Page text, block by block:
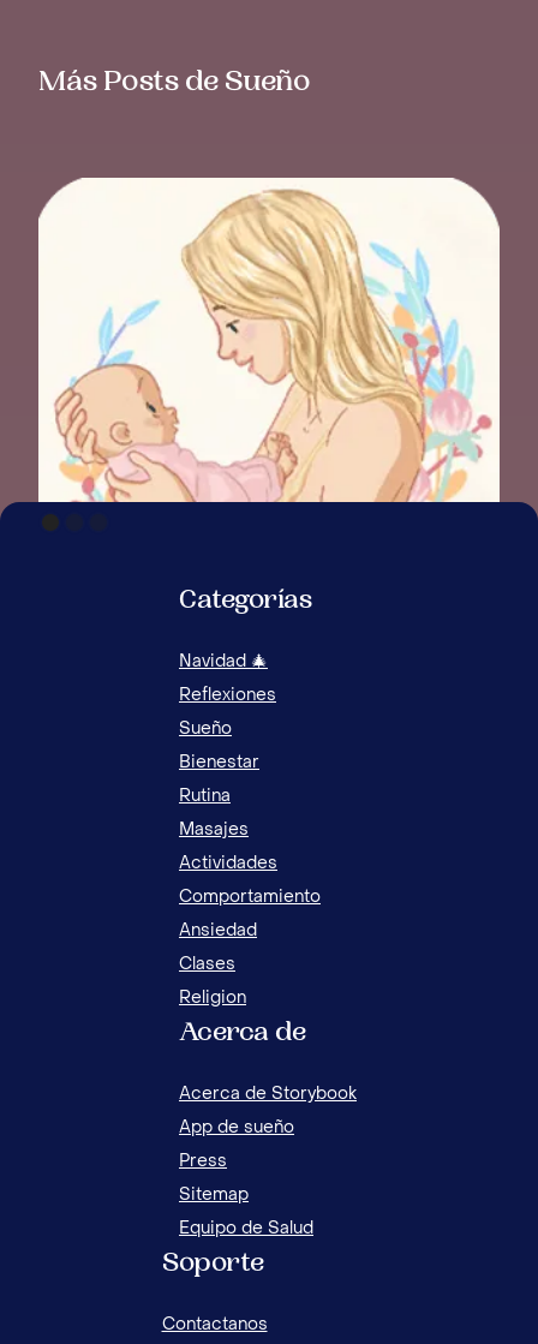
Más Posts de Sueño
COMO HACER DORMIR A UN NIÑO INQUIETO
Categorías
Navidad 🎄
Reflexiones
Sueño
Bienestar
Rutina
Masajes
Actividades
Comportamiento
Ansiedad
Clases
Religion
Acerca de
Acerca de Storybook
App de sueño
Press
Sitemap
Equipo de Salud
Soporte
Contactanos